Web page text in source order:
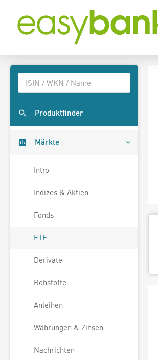
Produktfinder
Märkte
Intro
Indizes & Aktien
Fonds
ETF
Derivate
Rohstoffe
Anleihen
Währungen & Zinsen
Nachrichten